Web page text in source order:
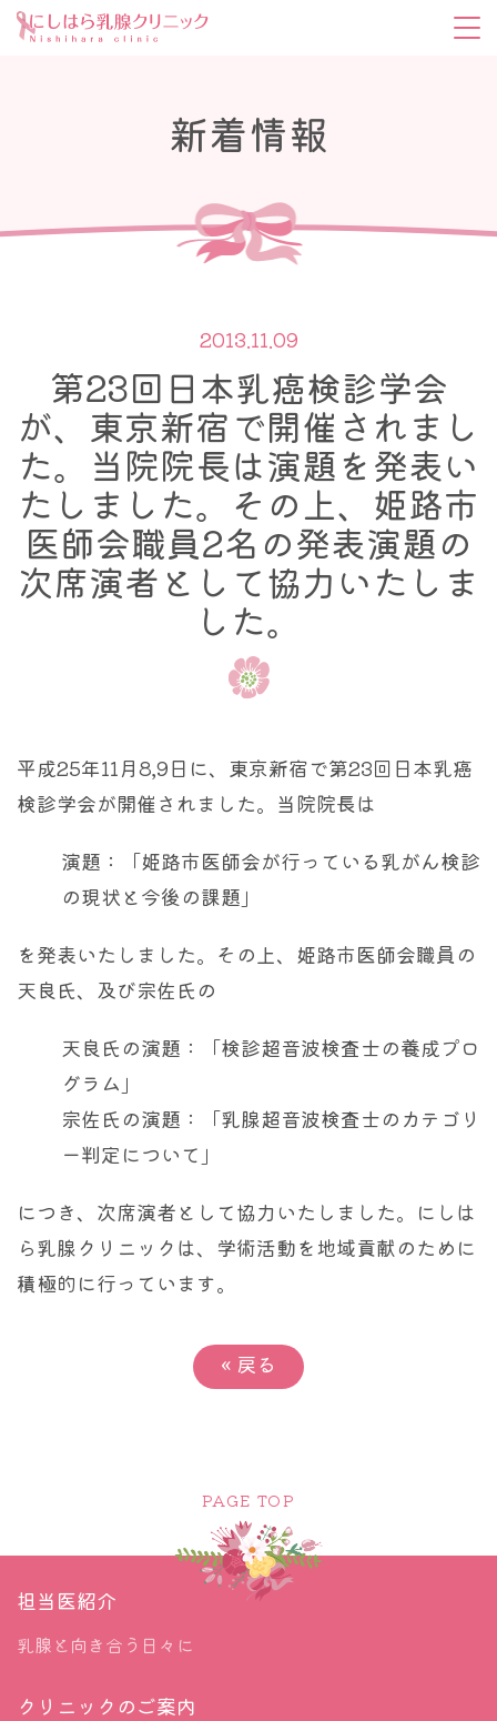
新着情報
2013.11.09
第23回日本乳癌検診学会
が、東京新宿で開催されまし
た。当院院長は演題を発表い
たしました。その上、姫路市
医師会職員2名の発表演題の
次席演者として協力いたしま
した。
平成25年11月8,9日に、東京新宿で第23回日本乳癌
検診学会が開催されました。当院院長は
演題：「姫路市医師会が行っている乳がん検診
の現状と今後の課題」
を発表いたしました。その上、姫路市医師会職員の
天良氏、及び宗佐氏の
天良氏の演題：「検診超音波検査士の養成プロ
グラム」
宗佐氏の演題：「乳腺超音波検査士のカテゴリ
ー判定について」
につき、次席演者として協力いたしました。にしは
ら乳腺クリニックは、学術活動を地域貢献のために
積極的に行っています。
« 戻る
PAGE TOP
担当医紹介
乳腺と向き合う日々に
クリニックのご案内